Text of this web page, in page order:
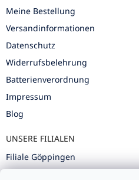
Meine Bestellung
Versandinformationen
Datenschutz
Widerrufsbelehrung
Batterienverordnung
Impressum
Blog
UNSERE FILIALEN
Filiale Göppingen